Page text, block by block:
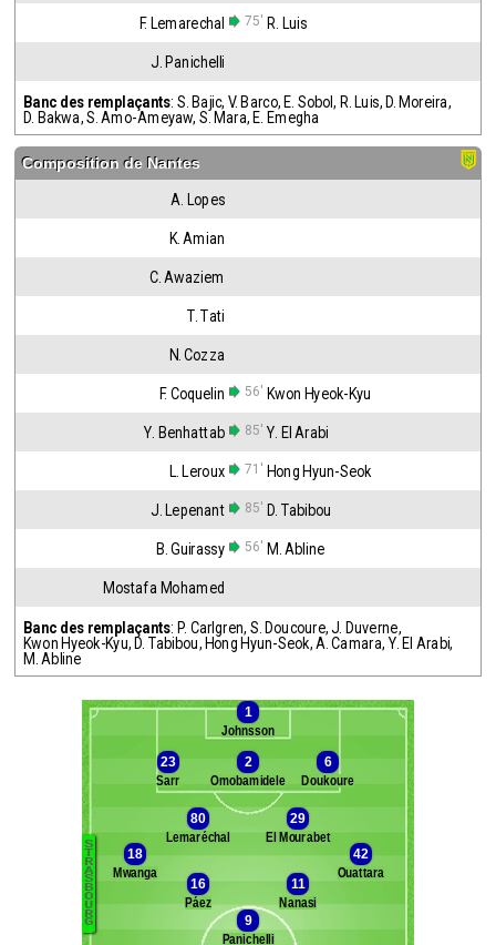
F. Lemarechal 75' R. Luis
J. Panichelli
Banc des remplaçants: S. Bajic, V. Barco, E. Sobol, R. Luis, D. Moreira,
D. Bakwa,S. Amo-Ameyaw, S. Mara, E. Emegha
Composition de Nantes
A. Lopes
K. Amian
C. Awaziem
T. Tati
N. Cozza
F. Coquelin 56' Kwon Hyeok-Kyu
Y. Benhattab 85' Y. El Arabi
L. Leroux 71' Hong Hyun-Seok
J. Lepenant 85' D. Tabibou
B. Guirassy 56' M. Abline
Mostafa Mohamed
Banc des remplaçants: P. Carlgren, S. Doucoure,J. Duverne,
Kwon Hyeok-Kyu, D. Tabibou, Hong Hyun-Seok, A. Camara, Y. El Arabi,
M. Abline